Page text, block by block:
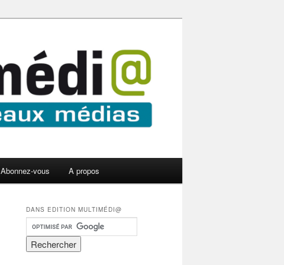
Abonnez-vous A propos
DANS EDITION MULTIMÉDI@